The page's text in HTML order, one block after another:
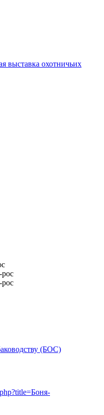
выставка охотничьих
(БОС)